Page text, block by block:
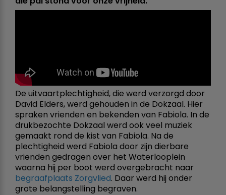
De uitvaartplechtigheid, die werd verzorgd door
David Elders, werd gehouden in de Dokzaal. Hier
spraken vrienden en bekenden van Fabiola. In de
drukbezochte Dokzaal werd ook veel muziek
gemaakt rond de kist van Fabiola. Na de
plechtigheid werd Fabiola door zijn dierbare
vrienden gedragen over het Waterlooplein
waarna hij per boot werd overgebracht naar
begraafplaats Zorgvlied. Daar werd hij onder
grote belangstelling begraven.